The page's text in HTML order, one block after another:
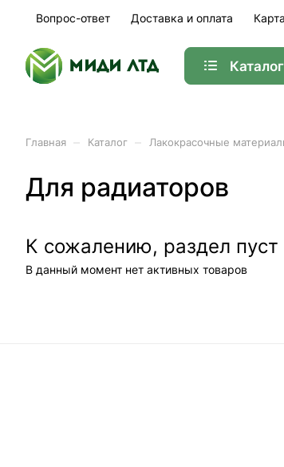
Вопрос-ответ Доставка и оплата
Каталог
Главная Каталог Лакокрасочные
Для радиаторов
К сожалению, раздел пуст
В данный момент нет активных товаров